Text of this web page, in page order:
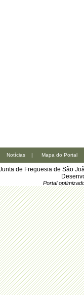
Notícias | Mapa do Portal
de Freguesia de São
Portal